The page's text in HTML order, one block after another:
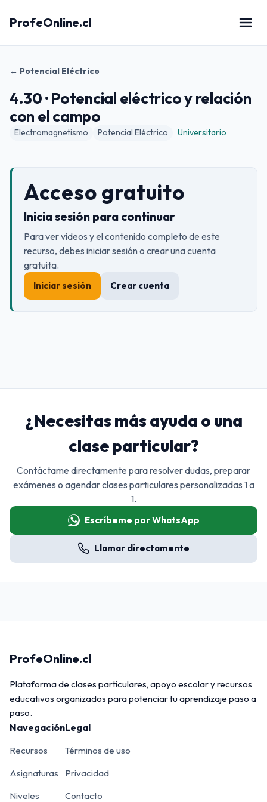
ProfeOnline.cl
← Potencial Eléctrico
4.30 · Potencial eléctrico y relación
con el campo
Electromagnetismo Potencial Eléctrico Universitario
Acceso gratuito
Inicia sesión para continuar
Para ver videos y el contenido completo de este
recurso, debes iniciar sesión o crear una cuenta
gratuita.
Iniciar sesión Crear cuenta
¿Necesitas más ayuda o una
clase particular?
Contáctame directamente para resolver dudas, preparar
exámenes o agendar clases particulares personalizadas 1 a
1.
Escríbeme por WhatsApp
Llamar directamente
ProfeOnline.cl
Plataforma de clases particulares, apoyo escolar y recursos
educativos organizados para potenciar tu aprendizaje paso a
paso.
Navegación
Recursos
Asignaturas
Niveles
Legal
Términos de uso
Privacidad
Contacto